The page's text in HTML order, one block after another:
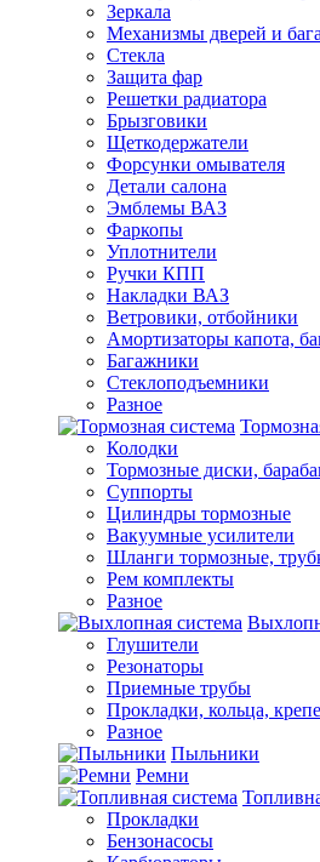
Зеркала
Механизмы дверей и
Стекла
Защита фар
Решетки радиатора
Брызговики
Щеткодержатели
Форсунки омывателя
Детали салона
Эмблемы ВАЗ
Фаркопы
Уплотнители
Ручки КПП
Накладки ВАЗ
Ветровики, отбойники
Амортизаторы капота,
Багажники
Стеклоподъемники
Разное
Колодки
Тормозные диски,
Суппорты
Цилиндры тормозные
Вакуумные усилители
Шланги тормозные,
Рем комплекты
Разное
Глушители
Резонаторы
Приемные трубы
Прокладки, кольца,
Разное
Пыльники
Ремни
Прокладки
Бензонасосы